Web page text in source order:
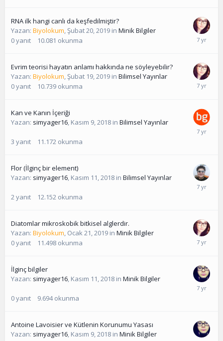
RNA ilk hangi canlı da keşfedilmiştir?
Yazan: Biyolokum,Şubat 20, 2019 in Minik Bilgiler
0yanıt 10.081 okunma
Evrim teorisi hayatın anlamı hakkında ne söyleyebilir?
Yazan: Biyolokum,Şubat 19, 2019 in Bilimsel Yayınlar
0yanıt 10.739 okunma
Kan ve Kanın İçeriği
Yazan: simyager16, Kasım 9, 2018 in Bilimsel Yayınlar
3 yanıt 11.172 okunma
Flor (İlginç bir element)
Yazan: simyager16, Kasım 11, 2018 in Bilimsel Yayınlar
2yanıt 12.152 okunma
Diatomlar mikroskobik bitkisel alglerdir.
Yazan: Biyolokum, Ocak 21, 2019 in Minik Bilgiler
0yanıt 11.498 okunma
İlginç bilgiler
Yazan: simyager16, Kasım 11, 2018 in Minik Bilgiler
0yanıt 9.694 okunma
Antoine Lavoisier ve Kütlenin Korunumu Yasası
Yazan: simyager16, Kasım 9, 2018 in Minik Bilgiler